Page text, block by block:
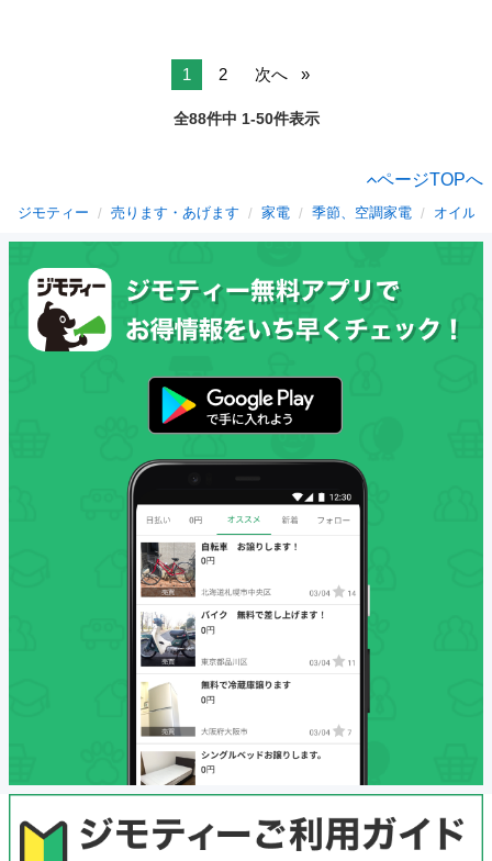
1 2 次へ
全88件中 1-50件表示
ページTOPへ
ジモティー 売ります・あげます 家電 季節、空調家電 オイル